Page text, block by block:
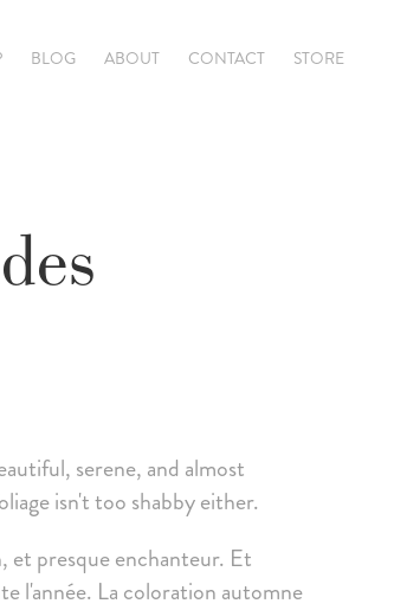
BLOG ABOUT CONTACT STORE
serene, and almost
isn't too shabby either.
et presque enchanteur. Et
l'année. La coloration automne